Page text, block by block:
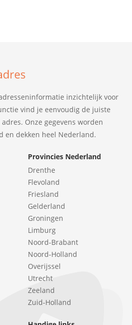
inzichtelijk voor
vind je eenvoudig de juiste
Onze gegevens worden
en dekken heel Nederland.
Provincies Nederland
Drenthe
Flevoland
Friesland
Gelderland
Groningen
Limburg
Noord-Brabant
Noord-Holland
Overijssel
Utrecht
Zeeland
Zuid-Holland